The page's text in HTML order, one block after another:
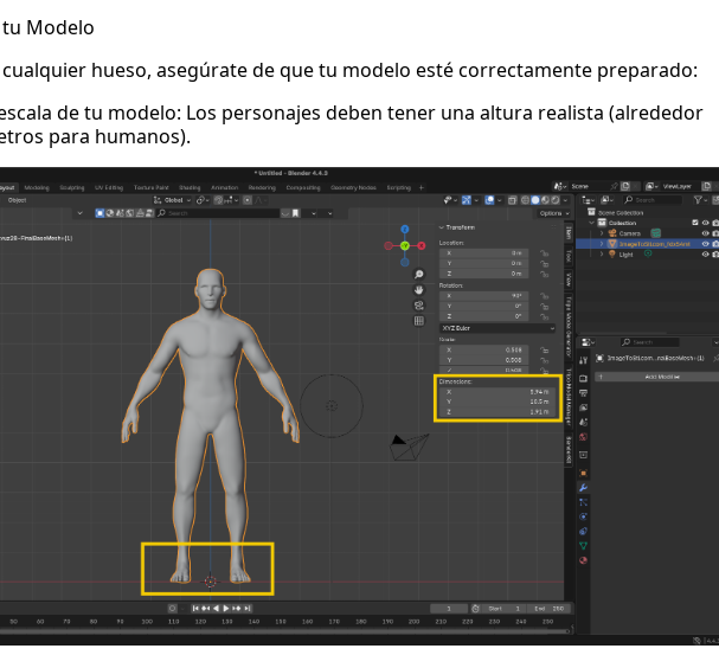
tu Modelo
hueso, asegúrate de que tu modelo esté correctamente preparado:
de tu modelo: Los personajes deben tener una altura realista (alrededor
para humanos).